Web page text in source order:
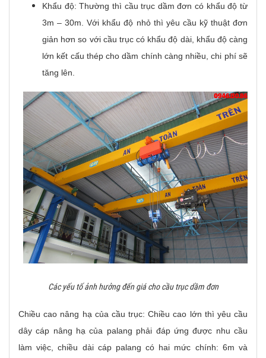
Khẩu độ: Thường thì cầu trục dầm đơn có khẩu độ từ
3m – 30m. Với khẩu độ nhỏ thì yêu cầu kỹ thuật đơn
giản hơn so với cầu trục có khẩu độ dài, khẩu độ càng
lớn kết cấu thép cho dầm chính càng nhiều, chi phí sẽ
tăng lên.
Các yếu tố ảnh hưởng đến giá cho cầu trục dầm đơn
Chiều cao nâng hạ của cầu trục: Chiều cao lớn thì yêu cầu
dây cáp nâng hạ của palang phải đáp ứng được nhu cầu
làm việc, chiều dài cáp palang có hai mức chính: 6m và